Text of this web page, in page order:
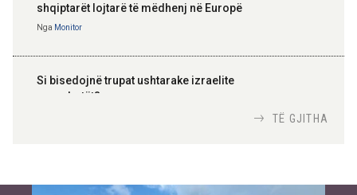
shqiptarët lojtarë të mëdhenj në Europë
Nga Monitor
Si bisedojnë trupat ushtarake izraelite
me robotët?
inteligjente izraelite
TË GJITHA